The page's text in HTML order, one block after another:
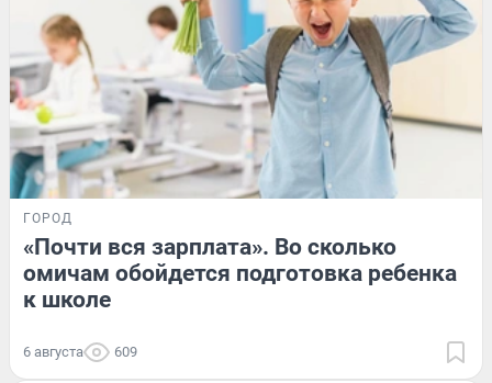
ГОРОД
«Почти вся зарплата». Во сколько
омичам обойдется подготовка ребенка
к школе
6 августа 609